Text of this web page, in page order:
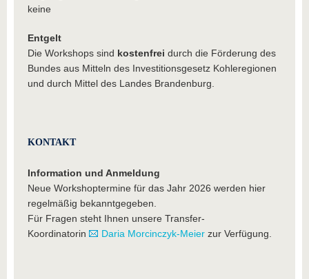
keine
Entgelt
Die Workshops sind kostenfrei durch die Förderung des
Bundes aus Mitteln des Investitionsgesetz Kohleregionen
und durch Mittel des Landes Brandenburg.
KONTAKT
Information und Anmeldung
Neue Workshoptermine für das Jahr 2026 werden hier
regelmäßig bekanntgegeben.
Für Fragen steht Ihnen unsere Transfer-
Koordinatorin
Daria Morcinczyk-Meier zur Verfügung.